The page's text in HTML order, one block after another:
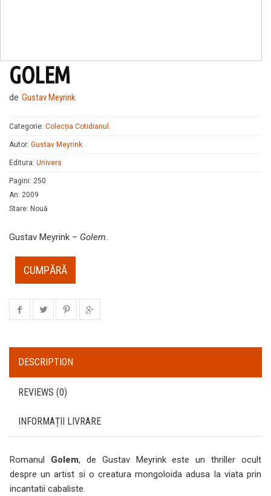
GOLEM
de Gustav Meyrink
Categorie: Colecția Cotidianul .
Autor: Gustav Meyrink.
Editura: Univers
Pagini: 250
An: 2009
Stare: Nouă
Gustav Meyrink – Golem.
CUMPĂRĂ
DESCRIPTION
REVIEWS (0)
INFORMAȚII LIVRARE
Romanul Golem, de Gustav Meyrink este un thriller ocult
despre un artist si o creatura mongoloida adusa la viata prin
incantatii cabaliste.